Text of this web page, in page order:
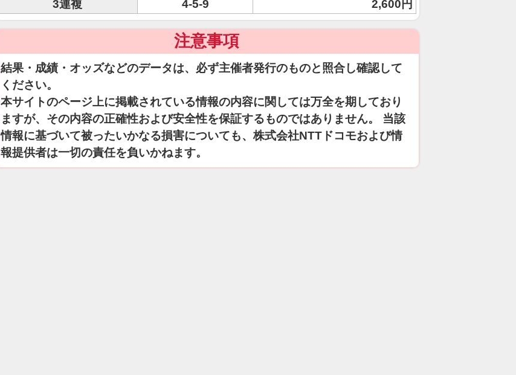
3連複
4-5-9 2,600円
注意事項
結果・成績・オッズなどのデータは、必ず主催者発行のものと照合し確認して
ください。
本サイトのページ上に掲載されている情報の内容に関しては万全を期しており
ますが、その内容の正確性および安全性を保証するものではありません。 当該
情報に基づいて被ったいかなる損害についても、株式会社NTTドコモおよび情
報提供者は一切の責任を負いかねます。